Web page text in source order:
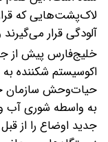
لاک‌پشت‌هایی که
آلودگی قرار
خلیج‌فارس پیش از
اکوسیستم شکننده
حیات‌وحش سازمان
به واسطه شوری آب و
جدید اوضاع را از